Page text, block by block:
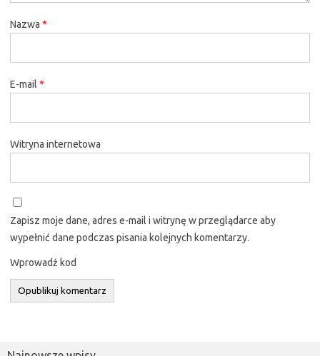
Nazwa *
E-mail *
Witryna internetowa
Zapisz moje dane, adres e-mail i witrynę w przeglądarce aby
wypełnić dane podczas pisania kolejnych komentarzy.
Wprowadź kod